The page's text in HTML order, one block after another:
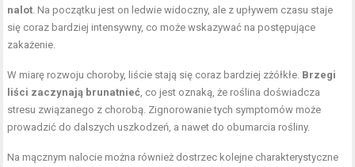
nalot. Na początku jest on ledwie widoczny, ale z upływem czasu staje
się coraz bardziej intensywny, co może wskazywać na postępujące
zakażenie.
W miarę rozwoju choroby, liście stają się coraz bardziej zżółkłe. Brzegi
liści zaczynają brunatnieć, co jest oznaką, że roślina doświadcza
stresu związanego z chorobą. Zignorowanie tych symptomów może
prowadzić do dalszych uszkodzeń, a nawet do obumarcia rośliny.
Na mącznym nalocie można również dostrzec kolejne charakterystyczne